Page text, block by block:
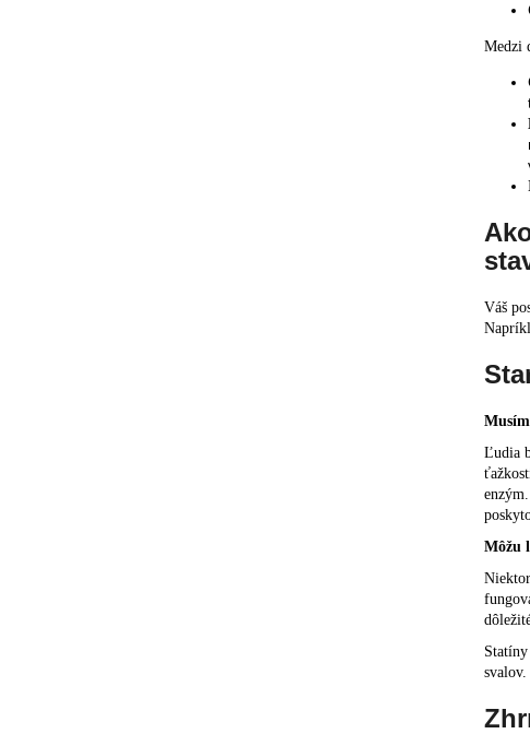
Medzi
Váš
Ľudia
Môžu
Statíny
svalov.